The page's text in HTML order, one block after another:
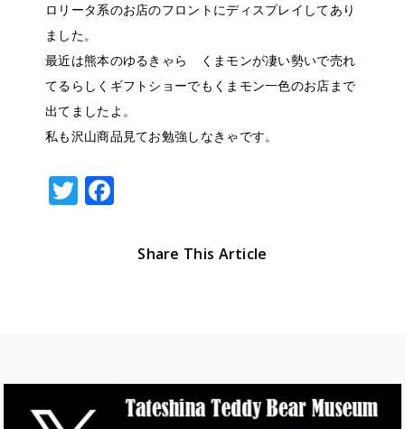
ロリータ系のお店のフロントにディスプレイしてあり
ました。
最近は熊本のゆるきゃら くまモンが凄い勢いで売れ
てるらしくギフトショーでもくまモン一色のお店まで
出てましたよ。
私も沢山商品見てお勉強しなきゃです。
T
k
Share This Article